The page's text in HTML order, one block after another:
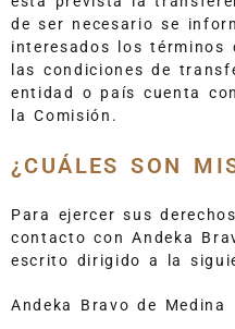
de ser necesario se
interesados los términos
las condiciones de
entidad o país cuenta
la Comisión.
¿CUÁLES SON
Para ejercer sus
contacto con Andeka
escrito dirigido a la
Andeka Bravo de Medina